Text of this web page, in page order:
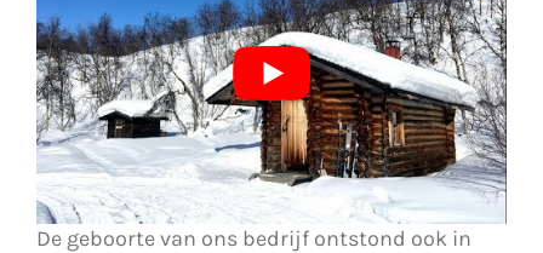
De geboorte van ons bedrijf ontstond ook in